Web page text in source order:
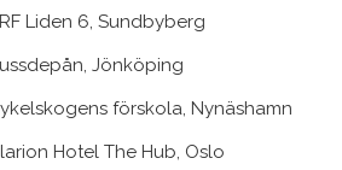
Liden 6, Sundbyberg
Jönköping
förskola, Nynäshamn
Hotel The Hub, Oslo